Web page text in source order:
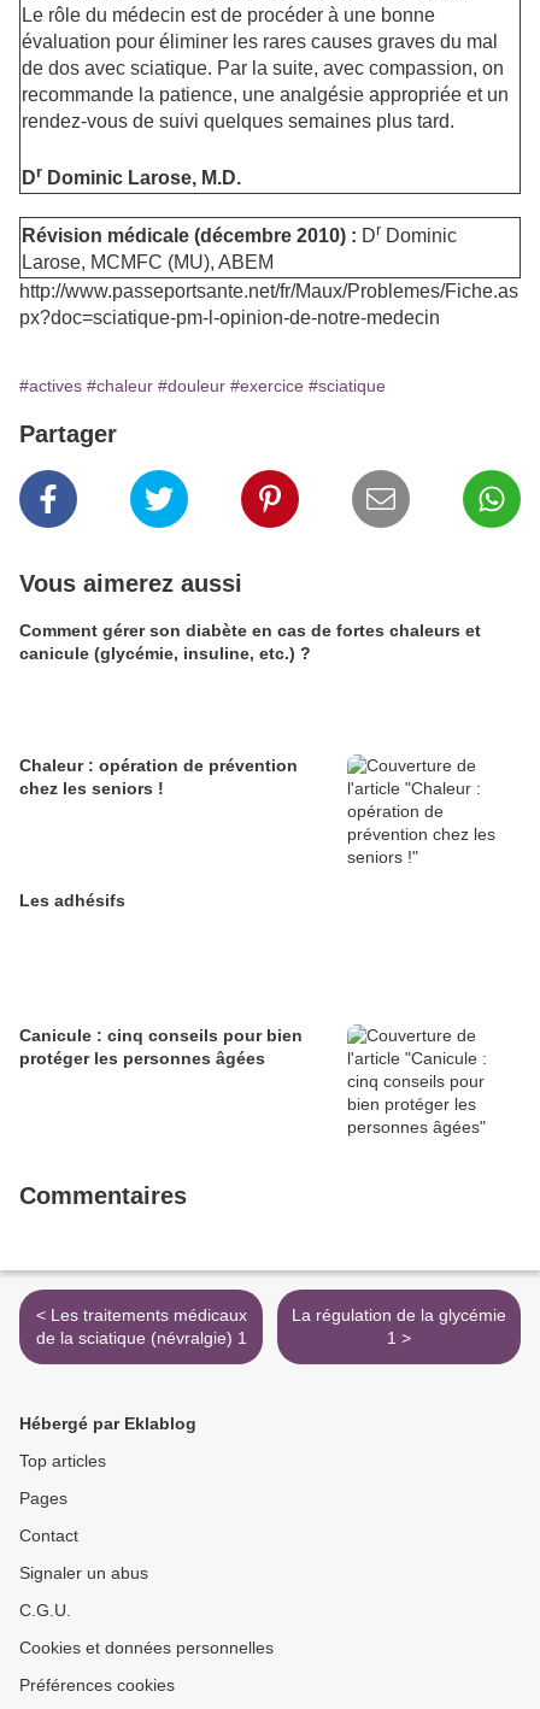
Le rôle du médecin est de procéder à une bonne
évaluation pour éliminer les rares causes graves du mal
de dos avec sciatique. Par la suite, avec compassion, on
recommande la patience, une analgésie appropriée et un
rendez-vous de suivi quelques semaines plus tard.
Dr Dominic Larose, M.D.
Révision médicale (décembre 2010) : Dr Dominic
Larose, MCMFC (MU), ABEM
http://www.passeportsante.net/fr/Maux/Problemes/Fiche.as
px?doc=sciatique-pm-l-opinion-de-notre-medecin
#actives #chaleur #douleur #exercice #sciatique
Partager
Vous aimerez aussi
Comment gérer son diabète en cas de fortes chaleurs et
canicule (glycémie, insuline, etc.) ?
Chaleur : opération de prévention
chez les seniors !
Les adhésifs
Canicule : cinq conseils pour bien
protéger les personnes âgées
Commentaires
< Les traitements médicaux
de la sciatique (névralgie) 1
La régulation de la glycémie
1 >
Hébergé par Eklablog
Top articles
Pages
Contact
Signaler un abus
C.G.U.
Cookies et données personnelles
Préférences cookies